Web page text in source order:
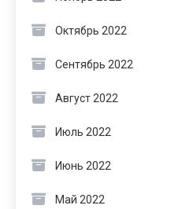
Октябрь 2022
Сентябрь 2022
Август 2022
Июль 2022
Июнь 2022
Май 2022